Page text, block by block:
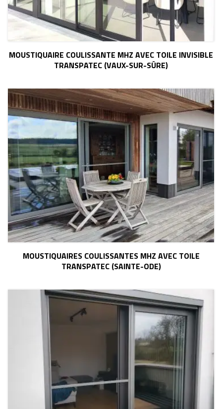
MOUSTIQUAIRE COULISSANTE MHZ AVEC TOILE INVISIBLE
TRANSPATEC (VAUX-SUR-SÛRE)
MOUSTIQUAIRES COULISSANTES MHZ AVEC TOILE
TRANSPATEC (SAINTE-ODE)